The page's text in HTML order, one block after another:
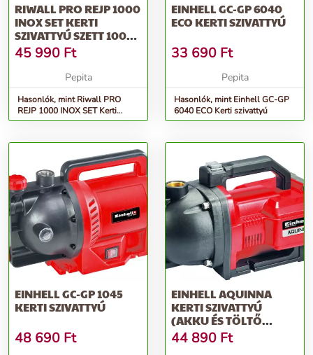
RIWALL PRO REJP 1000
INOX SET KERTI
SZIVATTYÚ SZETT 1000
W
45 990 Ft
Pepita
Hasonlók, mint Riwall PRO
REJP 1000 INOX SET Kerti
szivattyú szett 1000 W
EINHELL GC-GP 6040
ECO KERTI SZIVATTYÚ
33 690 Ft
Pepita
Hasonlók, mint Einhell GC-GP
6040 ECO Kerti szivattyú
EINHELL GC-GP 1045
KERTI SZIVATTYÚ
48 690 Ft
EINHELL AQUINNA
KERTI SZIVATTYÚ
(AKKU ÉS TÖLTŐ
NÉLKÜL)
44 890 Ft